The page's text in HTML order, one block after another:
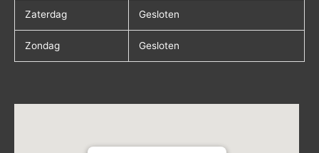
Zaterdag Gesloten
Zondag Gesloten